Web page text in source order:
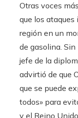
Otras voces
que los
región en un
de gasolina.
jefe de la
advirtió de que
que se puede
todos» para
y el Reino